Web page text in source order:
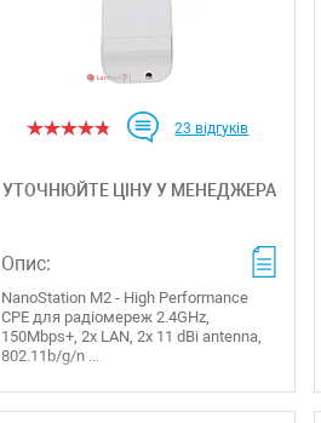
23 відгуків
УТОЧНЮЙТЕ ЦІНУ У МЕНЕДЖЕРА
Опис:
NanoStation M2 - High Performance
CPE для радіомереж 2.4GHz,
150Mbps+, 2x LAN, 2x 11 dBi antenna,
802.11b/g/n ...